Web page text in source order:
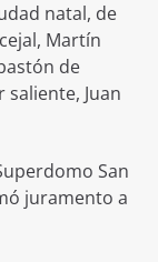
natal, de
Martín
de
Juan
San
juramento a